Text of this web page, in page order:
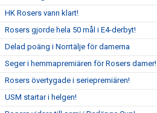
HK Rosers vann klart!
Rosers gjorde hela 50 mål i E4-derbyt!
Delad poäng i Norrtälje för damerna
Seger i hemmapremiären för Rosers damer!
Rosers övertygade i seriepremiären!
USM startar i helgen!